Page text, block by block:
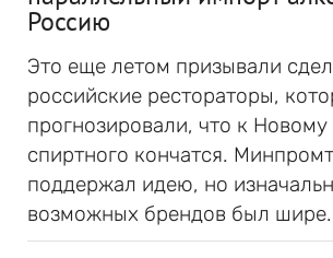
Россию
Это еще летом призывали
российские рестораторы,
прогнозировали, что к Новому
спиртного кончатся.
поддержал идею, но
возможных брендов был шире.